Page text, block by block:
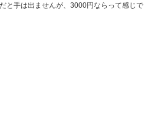
と手は出ませんが、3000円ならって感じで